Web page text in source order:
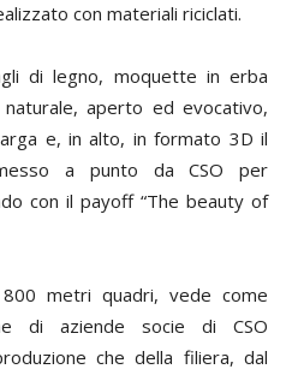
con materiali riciclati.
di legno, moquette in erba
aperto ed evocativo,
e, in alto, in formato 3D il
a punto da CSO per
con il payoff “The beauty of
metri quadri, vede come
di aziende socie di CSO
che della filiera, dal